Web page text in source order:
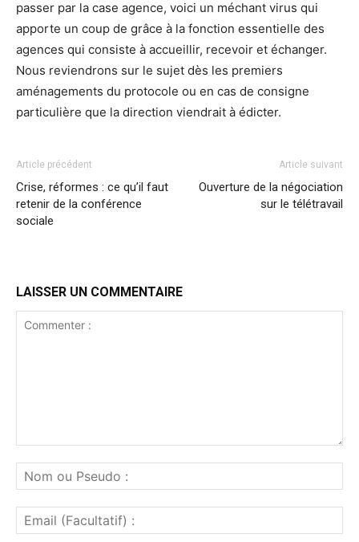
passer par la case agence, voici un méchant virus qui
apporte un coup de grâce à la fonction essentielle des
agences qui consiste à accueillir, recevoir et échanger.
Nous reviendrons sur le sujet dès les premiers
aménagements du protocole ou en cas de consigne
particulière que la direction viendrait à édicter.
Article précédent
Crise, réformes : ce qu’il faut
retenir de la conférence
sociale
Article suivant
Ouverture de la négociation
sur le télétravail
LAISSER UN COMMENTAIRE